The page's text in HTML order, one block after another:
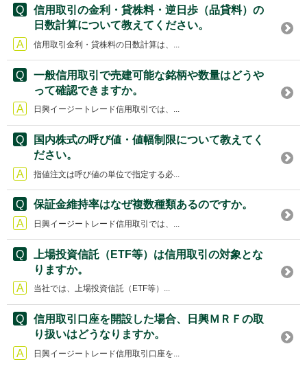
信用取引の金利・貸株料・逆日歩（品貸料）の
日数計算について教えてください。
信用取引金利・貸株料の日数計算は、...
一般信用取引で売建可能な銘柄や数量はどうや
って確認できますか。
日興イージートレード信用取引では、...
国内株式の呼び値・値幅制限について教えてく
ださい。
指値注文は呼び値の単位で指定する必...
保証金維持率はなぜ複数種類あるのですか。
日興イージートレード信用取引では、...
上場投資信託（ETF等）は信用取引の対象とな
りますか。
当社では、上場投資信託（ETF等）...
信用取引口座を開設した場合、日興ＭＲＦの取
り扱いはどうなりますか。
日興イージートレード信用取引口座を...